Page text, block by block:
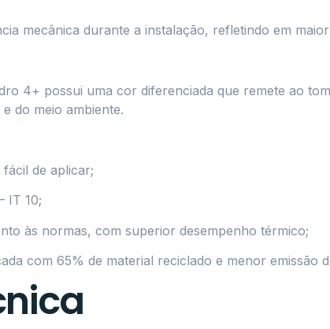
mecânica durante a instalação, refletindo em
4+ possui uma cor diferenciada que remete ao
do meio ambiente.
de aplicar;
IT 10;
às normas, com superior desempenho térmico;
com 65% de material reciclado e menor emissão